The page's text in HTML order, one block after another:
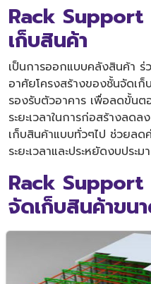
Rack Support
เก็บสินค้า
เป็นการออกแบบคลังสินค้า ร่
อาศัยโครงสร้างของชั้นจัดเก็
รองรับตัวอาคาร เพื่อลดขั้นต
ระยะเวลาในการก่อสร้างลด
เก็บสินค้าแบบทั่วๆไป ช่วยลด
ระยะเวลาและประหยัดงบปร
Rack
จัดเก็บสินค้าขน